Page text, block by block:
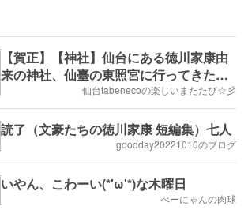
【賀正】【神社】仙台にある徳川家康由
来の神社、仙臺の東照宮に行ってきたじ
仙台tabenecoの楽しいまたたび☆彡
読了（文豪たちの徳川家康 短編集）七人
goodday20221010のブログ
いやん、こわーい(*'ω'*)な木曜日
べーにゃんの肉球